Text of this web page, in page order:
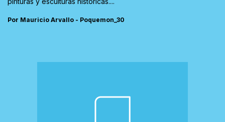
Por Mauricio Arvallo - Poquemon_30